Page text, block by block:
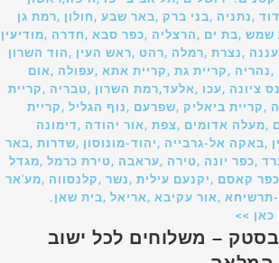
,נתניה ,בני ברק ,באר שבע ,חולון ,רמת גן
שמש ,בת ים ,הרצליה ,כפר סבא ,חדרה ,מודיעין
,נצרת ,רמלה ,רהט ,ראש העין ,הוד השרון
,נהריה ,קריית גת ,קריית אתא ,עפולה ,אום
ציונה ,עכו ,אלעד,רמת השרון ,טבריה ,קריית
,קריית ביאליק ,שפרעם ,נוף הגליל ,קריית
,מעלה אדומים ,צפת ,אור יהודה ,דימונה
,באקה אל-גרבייה ,יהוד-מונוסון ,שדרות ,באר
,כפר יונה ,טירה ,עראבה ,טירת כרמל ,מגדל
קאסם ,יקנעם עילית ,נשר ,קלנסווה ,מע'אר
תרשיחא ,אור עקיבא ,אריאל ,בית שאן.
>>
– משלוחים לכל ישוב